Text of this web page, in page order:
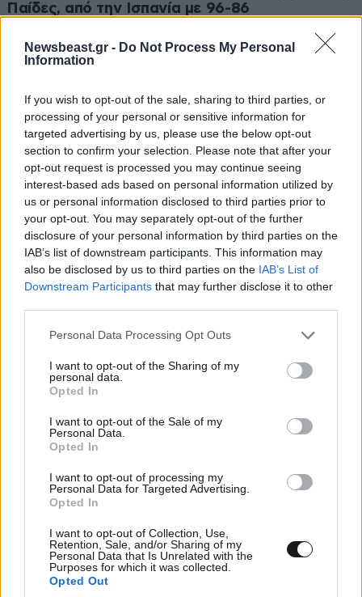
Newsbeast.gr - Do Not Process My Personal
Information
If you wish to opt-out of the sale, sharing to third parties, or
processing of your personal or sensitive information for
targeted advertising by us, please use the below opt-out
section to confirm your selection. Please note that after your
opt-out request is processed you may continue seeing
interest-based ads based on personal information utilized by
us or personal information disclosed to third parties prior to
your opt-out. You may separately opt-out of the further
disclosure of your personal information by third parties on the
IAB’s list of downstream participants. This information may
also be disclosed by us to third parties on the IAB’s List of
Downstream Participants that may further disclose it to other
Please note that this website/app uses one or more Google
not limited to your visit or usage behaviour. You may click to
grant or deny consent to Google and its third-party tags to
use your data for below specified purposes in below Google
consent section.
Personal Data Processing Opt Outs
I want to opt-out of the Sharing of my
personal data.
Opted In
I want to opt-out of the Sale of my
Personal Data.
Opted In
I want to opt-out of processing my
Personal Data for Targeted Advertising.
Opted In
I want to opt-out of Collection, Use,
Retention, Sale, and/or Sharing of my
Personal Data that Is Unrelated with the
Purposes for which it was collected.
Opted Out
Παίδες, από την Ισπανία με 96-86
Παγκόσμιο Στίβου Κ20: Ασημένιο μετάλλιο η
Ακολουθήστε το
και μάθετε πρώτοι όλες τις ειδήσεις